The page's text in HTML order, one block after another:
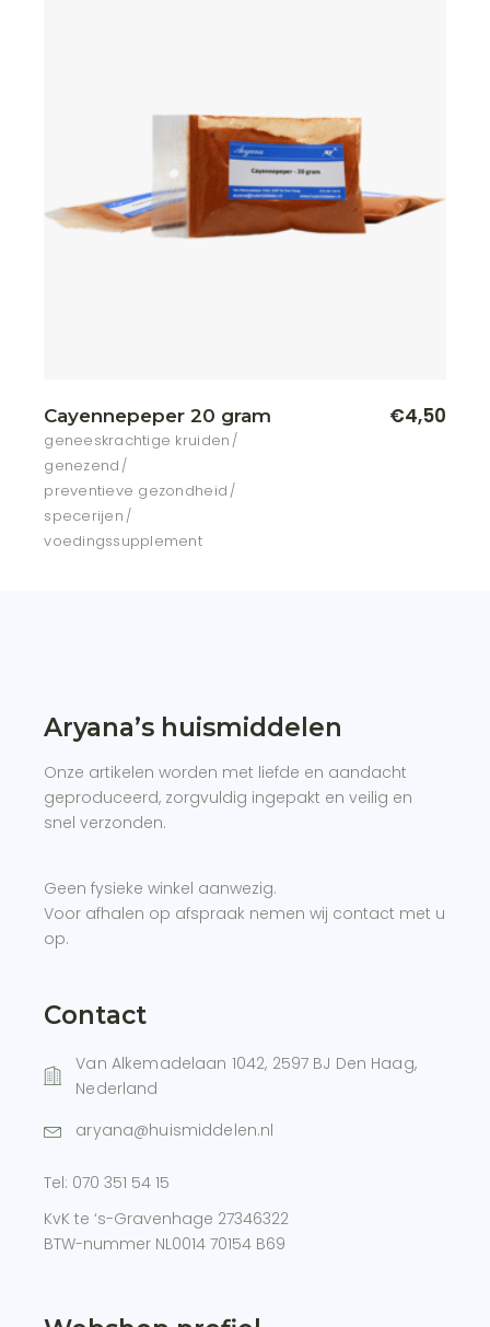
Cayennepeper 20 gram
geneeskrachtige kruiden
genezend
preventieve gezondheid
specerijen
voedingssupplement
€4,50
Aryana’s huismiddelen
Onze artikelen worden met liefde en aandacht
geproduceerd, zorgvuldig ingepakt en veilig en
snel verzonden.
Geen fysieke winkel aanwezig.
Voor afhalen op afspraak nemen wij contact met u
op.
Contact
Van Alkemadelaan 1042, 2597 BJ Den Haag,
Nederland
aryana@huismiddelen.nl
Tel: 070 351 54 15
KvK te ‘s-Gravenhage 27346322
BTW-nummer NL0014 70154 B69